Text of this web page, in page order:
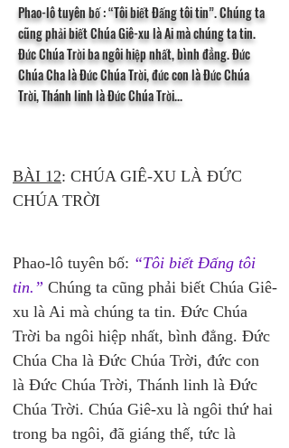
Phao-lô tuyên bố : “Tôi biết Đấng tôi tin”. Chúng ta
cũng phải biết Chúa Giê-xu là Ai mà chúng ta tin.
Đức Chúa Trời ba ngôi hiệp nhất, bình đẳng. Đức
Chúa Cha là Đức Chúa Trời, đức con là Đức Chúa
Trời, Thánh linh là Đức Chúa Trời...
BÀI 12: CHÚA GIÊ-XU LÀ ĐỨC
CHÚA TRỜI
Phao-lô tuyên bố: “Tôi biết Đấng tôi
tin.” Chúng ta cũng phải biết Chúa Giê-
xu là Ai mà chúng ta tin. Đức Chúa
Trời ba ngôi hiệp nhất, bình đẳng. Đức
Chúa Cha là Đức Chúa Trời, đức con
là Đức Chúa Trời, Thánh linh là Đức
Chúa Trời. Chúa Giê-xu là ngôi thứ hai
trong ba ngôi, đã giáng thế, tức là